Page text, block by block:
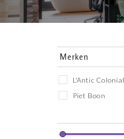
Merken
L'Antic Colonial
Piet Boon